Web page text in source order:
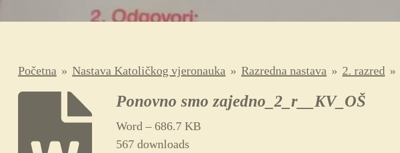
Početna » Nastava Katoličkog vjeronauka » Razredna nastava » 2. razred »
Ponovno smo zajedno_2_r__KV_OŠ
Word – 686.7 KB
567 downloads